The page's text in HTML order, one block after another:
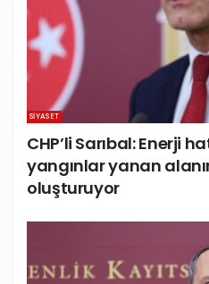
SIYASET
CHP’li Sarıbal: Enerji
yangınlar yanan
oluşturuyor